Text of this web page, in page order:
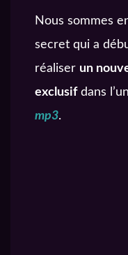
Nous sommes
secret qui a
réaliser un
exclusifdans
mp3.